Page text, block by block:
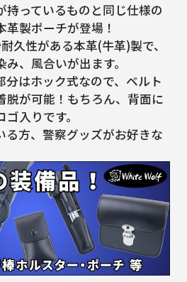
持っているものと同じ仕様の
製ポーチが登場！
久性がある本革(牛革)製で、
、風合いが出ます。
分はホック式なので、ベルト
脱が可能！もちろん、背面に
入りです。
る方、警察グッズがお好きな